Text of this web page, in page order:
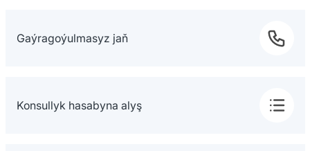
Gaýragoýulmasyz jaň
Konsullyk hasabyna alyş